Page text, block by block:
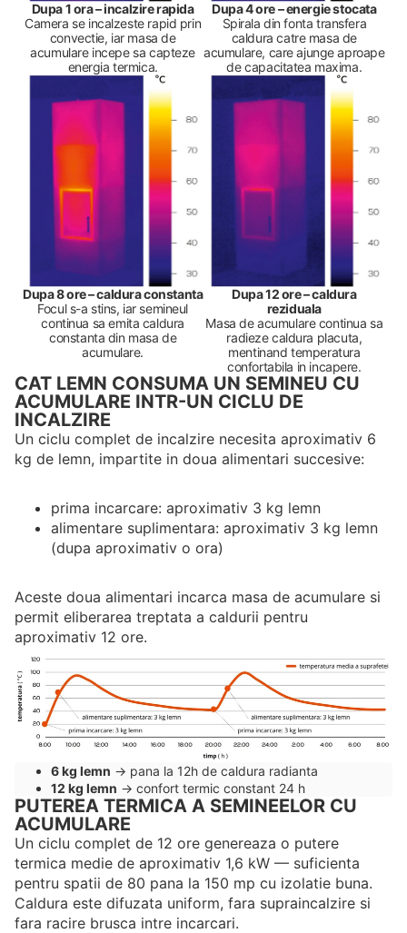
Dupa 1 ora – incalzire rapida
Camera se incalzeste rapid prin
convectie, iar masa de
acumulare incepe sa capteze
energia termica.
Dupa 4 ore – energie stocata
Spirala din fonta transfera
caldura catre masa de
acumulare, care ajunge aproape
de capacitatea maxima.
Dupa 8 ore – caldura constanta
Focul s-a stins, iar semineul
continua sa emita caldura
constanta din masa de
acumulare.
Dupa 12 ore – caldura
reziduala
Masa de acumulare continua sa
radieze caldura placuta,
mentinand temperatura
confortabila in incapere.
CAT LEMN CONSUMA UN SEMINEU CU
ACUMULARE INTR-UN CICLU DE
INCALZIRE
Un ciclu complet de incalzire necesita aproximativ 6
kg de lemn, impartite in doua alimentari succesive:
prima incarcare: aproximativ 3 kg lemn
alimentare suplimentara: aproximativ 3 kg lemn
(dupa aproximativ o ora)
Aceste doua alimentari incarca masa de acumulare si
permit eliberarea treptata a caldurii pentru
aproximativ 12 ore.
6 kg lemn → pana la 12h de caldura radianta
12 kg lemn → confort termic constant 24 h
PUTEREA TERMICA A SEMINEELOR CU
ACUMULARE
Un ciclu complet de 12 ore genereaza o putere
termica medie de aproximativ 1,6 kW — suficienta
pentru spatii de 80 pana la 150 mp cu izolatie buna.
Caldura este difuzata uniform, fara supraincalzire si
fara racire brusca intre incarcari.